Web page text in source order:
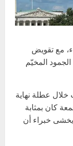
مع تقويض
المخيّم
عطلة نهاية
كان بمثابة
خبراء أن